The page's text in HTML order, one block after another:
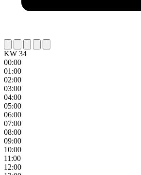
KW 34
00:00
01:00
02:00
03:00
04:00
05:00
06:00
07:00
08:00
09:00
10:00
11:00
12:00